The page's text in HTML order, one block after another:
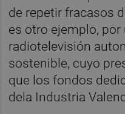
de repetir fracasos
es otro ejemplo,
radiotelevisión
sostenible, cuyo
que los fondos
dela Industria